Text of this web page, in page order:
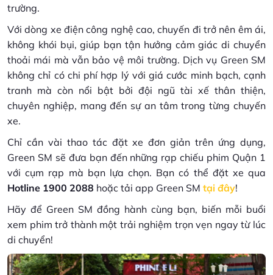
trường.
Với dòng xe điện công nghệ cao, chuyến đi trở nên êm ái,
không khói bụi, giúp bạn tận hưởng cảm giác di chuyển
thoải mái mà vẫn bảo vệ môi trường. Dịch vụ Green SM
không chỉ có chi phí hợp lý với giá cước minh bạch, cạnh
tranh mà còn nổi bật bởi đội ngũ tài xế thân thiện,
chuyên nghiệp, mang đến sự an tâm trong từng chuyến
xe.
Chỉ cần vài thao tác đặt xe đơn giản trên ứng dụng,
Green SM sẽ đưa bạn đến những rạp chiếu phim Quận 1
với cụm rạp mà bạn lựa chọn. Bạn có thể đặt xe qua
Hotline 1900 2088 hoặc tải app Green SM tại đây!
Hãy để Green SM đồng hành cùng bạn, biến mỗi buổi
xem phim trở thành một trải nghiệm trọn vẹn ngay từ lúc
di chuyển!